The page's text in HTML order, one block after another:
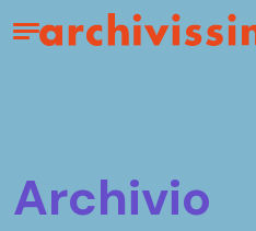
Home page
Apri il menu
archivio